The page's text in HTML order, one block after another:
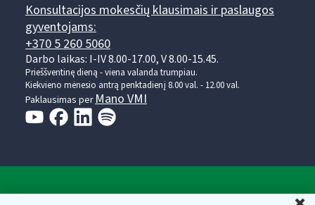
Konsultacijos mokesčių klausimais ir paslaugos
gyventojams:
+370 5 260 5060
Darbo laikas: I-IV 8.00-17.00, V 8.00-15.45.
Prieššventinę dieną - viena valanda trumpiau.
Kiekvieno mėnesio antrą penktadienį 8.00 val. - 12.00 val.
Paklausimas per Mano VMI